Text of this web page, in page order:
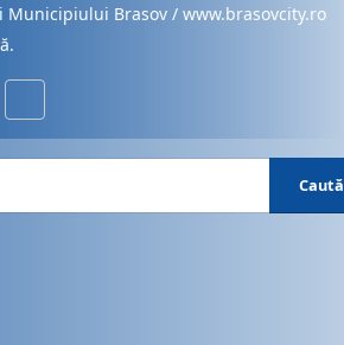
Municipiului Brasov / www.brasovcity.ro
Caută